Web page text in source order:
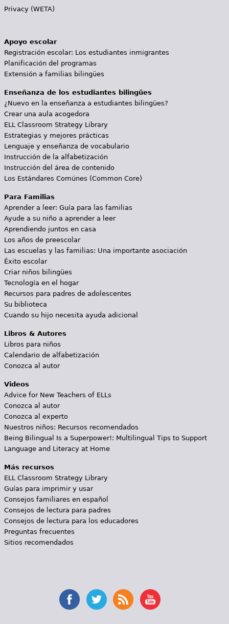
Privacy (WETA)
Apoyo escolar
Registración escolar: Los estudiantes inmigrantes
Planificación del programas
Extensión a familias bilingües
Enseñanza de los estudiantes bilingües
¿Nuevo en la enseñanza a estudiantes bilingües?
Crear una aula acogedora
ELL Classroom Strategy Library
Estrategias y mejores prácticas
Lenguaje y enseñanza de vocabulario
Instrucción de la alfabetización
Instrucción del área de contenido
Los Estándares Comúnes (Common Core)
Para Familias
Aprender a leer: Guía para las familias
Ayude a su niño a aprender a leer
Aprendiendo juntos en casa
Los años de preescolar
Las escuelas y las familias: Una importante asociación
Éxito escolar
Criar niños bilingües
Tecnología en el hogar
Recursos para padres de adolescentes
Su biblioteca
Cuando su hijo necesita ayuda adicional
Libros & Autores
Libros para niños
Calendario de alfabetización
Conozca al autor
Videos
Advice for New Teachers of ELLs
Conozca al autor
Conozca al experto
Nuestros niños: Recursos recomendados
Being Bilingual Is a Superpower!: Multilingual Tips to Support
Language and Literacy at Home
Más recursos
ELL Classroom Strategy Library
Guías para imprimir y usar
Consejos familiares en español
Consejos de lectura para padres
Consejos de lectura para los educadores
Preguntas frecuentes
Sitios recomendados